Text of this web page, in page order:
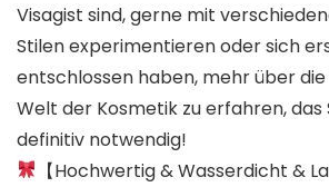
Visagist sind, gerne mit
Stilen experimentieren oder sich
entschlossen haben, mehr über
Welt der Kosmetik zu erfahren, das
definitiv notwendig!
【Hochwertig & Wasserdicht &